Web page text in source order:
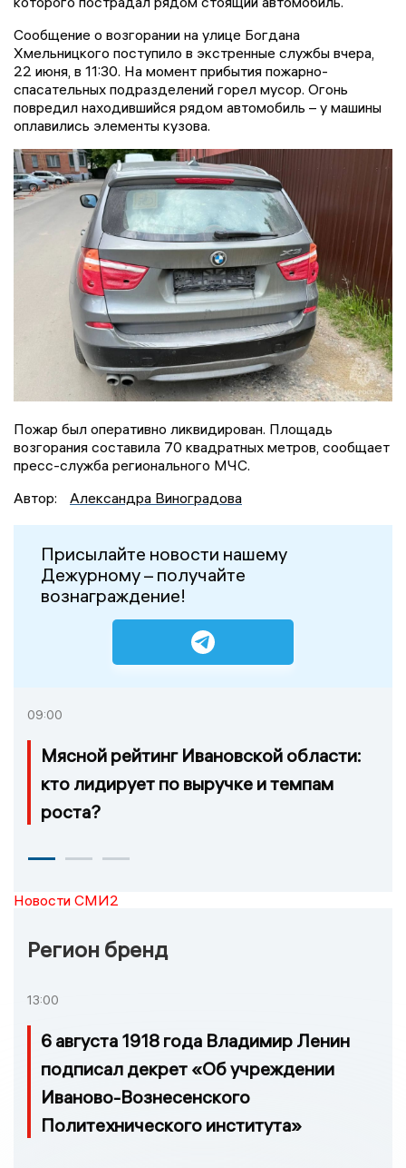
Сообщение о возгорании на улице Богдана
Хмельницкого поступило в экстренные службы вчера,
22 июня, в 11:30. На момент прибытия пожарно-
спасательных подразделений горел мусор. Огонь
повредил находившийся рядом автомобиль – у машины
оплавились элементы кузова.
Пожар был оперативно ликвидирован. Площадь
возгорания составила 70 квадратных метров, сообщает
пресс-служба регионального МЧС.
Автор:
Александра Виноградова
Присылайте новости нашему
Дежурному – получайте
вознаграждение!
09:00
Мясной рейтинг Ивановской области:
кто лидирует по выручке и темпам
роста?
Новости СМИ2
Регион бренд
13:00
6 августа 1918 года Владимир Ленин
подписал декрет «Об учреждении
Иваново-Вознесенского
Политехнического института»